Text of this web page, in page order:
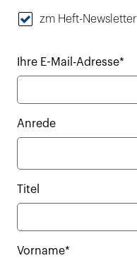
zm Heft-Newsletter
Ihre E-Mail-Adresse*
Anrede
Titel
Vorname*